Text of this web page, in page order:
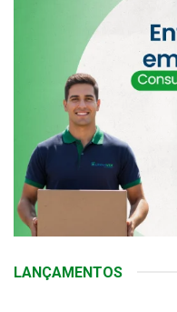
LANÇAMENTOS